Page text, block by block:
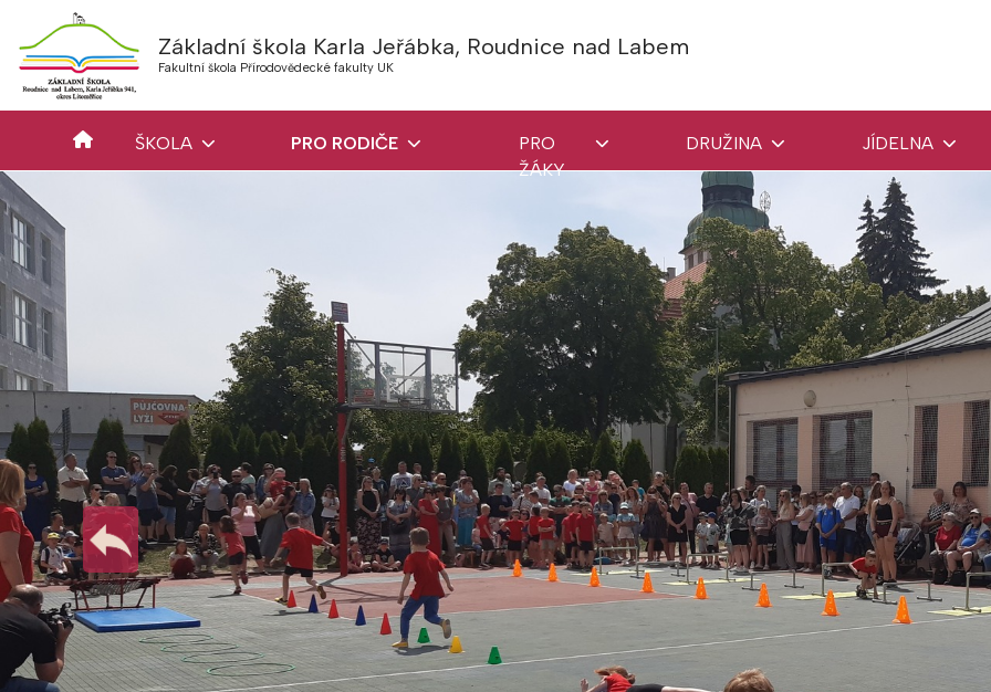
Základní škola Karla Jeřábka, Roudnice nad Labem
Fakultní škola Přírodovědecké fakulty UK
ŠKOLA PRO RODIČE
PRO
ŽÁKY
DRUŽINA JÍDELNA